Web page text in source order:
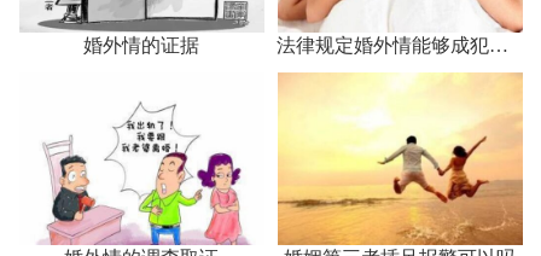
婚外情的证据 法律规定婚外情能够成犯罪吗